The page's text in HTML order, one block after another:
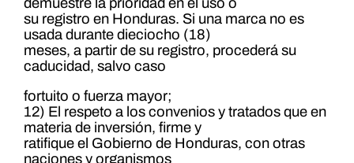
su registro en Honduras. Si una marca no es
usada durante dieciocho (18)
meses, a partir de su registro, procederá su
caducidad, salvo caso
fortuito o fuerza mayor;
12) El respeto a los convenios y tratados que en
materia de inversión, firme y
ratifique el Gobierno de Honduras, con otras
naciones y organismos